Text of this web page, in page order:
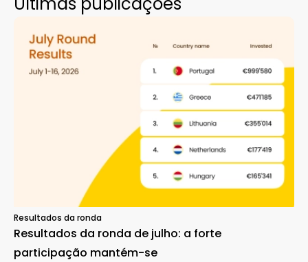
Resultados da ronda
Resultados da ronda de julho: a forte
participação mantém-se